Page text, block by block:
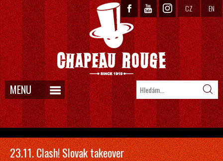
CZ EN
MENU
23.11. Clash! Slovak takeover